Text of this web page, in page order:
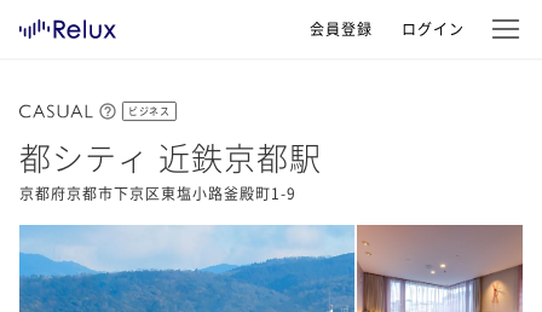
会員登録 ログイン
ビジネス
都シティ 近鉄京都駅
京都府京都市下京区東塩小路釜殿町1-9